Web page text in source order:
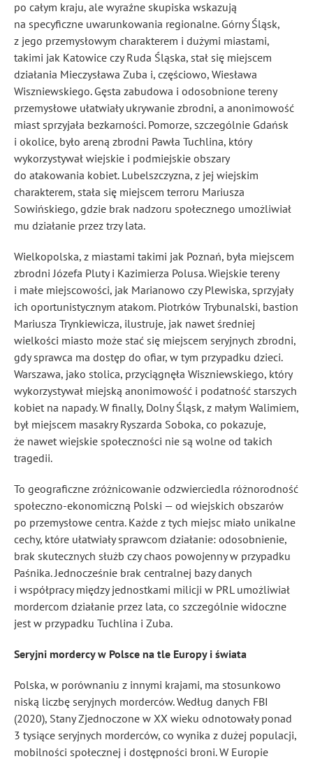
po całym kraju, ale wyraźne skupiska wskazują
na specyficzne uwarunkowania regionalne. Górny Śląsk,
z jego przemysłowym charakterem i dużymi miastami,
takimi jak Katowice czy Ruda Śląska, stał się miejscem
działania Mieczysława Zuba i, częściowo, Wiesława
Wiszniewskiego. Gęsta zabudowa i odosobnione tereny
przemysłowe ułatwiały ukrywanie zbrodni, a anonimowość
miast sprzyjała bezkarności. Pomorze, szczególnie Gdańsk
i okolice, było areną zbrodni Pawła Tuchlina, który
wykorzystywał wiejskie i podmiejskie obszary
do atakowania kobiet. Lubelszczyzna, z jej wiejskim
charakterem, stała się miejscem terroru Mariusza
Sowińskiego, gdzie brak nadzoru społecznego umożliwiał
mu działanie przez trzy lata.
Wielkopolska, z miastami takimi jak Poznań, była miejscem
zbrodni Józefa Pluty i Kazimierza Polusa. Wiejskie tereny
i małe miejscowości, jak Marianowo czy Plewiska, sprzyjały
ich oportunistycznym atakom. Piotrków Trybunalski, bastion
Mariusza Trynkiewicza, ilustruje, jak nawet średniej
wielkości miasto może stać się miejscem seryjnych zbrodni,
gdy sprawca ma dostęp do ofiar, w tym przypadku dzieci.
Warszawa, jako stolica, przyciągnęła Wiszniewskiego, który
wykorzystywał miejską anonimowość i podatność starszych
kobiet na napady. W finally, Dolny Śląsk, z małym Walimiem,
był miejscem masakry Ryszarda Soboka, co pokazuje,
że nawet wiejskie społeczności nie są wolne od takich
tragedii.
To geograficzne zróżnicowanie odzwierciedla różnorodność
społeczno-ekonomiczną Polski — od wiejskich obszarów
po przemysłowe centra. Każde z tych miejsc miało unikalne
cechy, które ułatwiały sprawcom działanie: odosobnienie,
brak skutecznych służb czy chaos powojenny w przypadku
Paśnika. Jednocześnie brak centralnej bazy danych
i współpracy między jednostkami milicji w PRL umożliwiał
mordercom działanie przez lata, co szczególnie widoczne
jest w przypadku Tuchlina i Zuba.
Seryjni mordercy w Polsce na tle Europy i świata
Polska, w porównaniu z innymi krajami, ma stosunkowo
niską liczbę seryjnych morderców. Według danych FBI
(2020), Stany Zjednoczone w XX wieku odnotowały ponad
3 tysiące seryjnych morderców, co wynika z dużej populacji,
mobilności społecznej i dostępności broni. W Europie